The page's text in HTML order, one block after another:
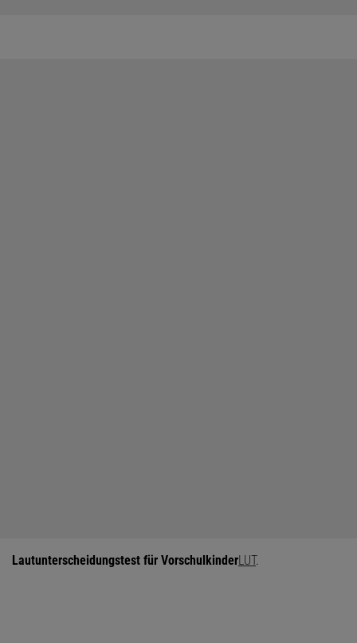
Lautunterscheidungstest für VorschulkinderLUT.